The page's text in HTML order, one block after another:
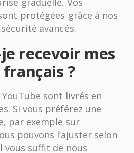
protégées grâce à nos
avancés.
recevoir mes
?
YouTube sont livrés en
Si vous préférez une
par exemple sur
pouvons l’ajuster selon
vous suffit de nous